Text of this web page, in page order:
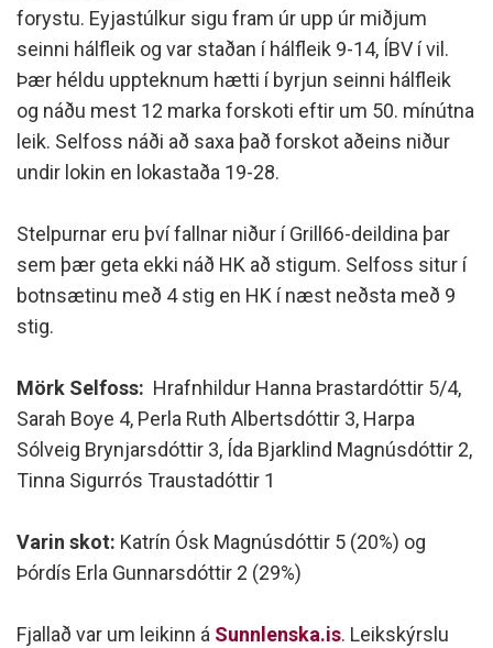
forystu. Eyjastúlkur sigu fram úr upp úr miðjum
seinni hálfleik og var staðan í hálfleik 9-14, ÍBV í vil.
Þær héldu uppteknum hætti í byrjun seinni hálfleik
og náðu mest 12 marka forskoti eftir um 50. mínútna
leik. Selfoss náði að saxa það forskot aðeins niður
undir lokin en lokastaða 19-28.
Stelpurnar eru því fallnar niður í Grill66-deildina þar
sem þær geta ekki náð HK að stigum. Selfoss situr í
botnsætinu með 4 stig en HK í næst neðsta með 9
stig.
Mörk Selfoss: Hrafnhildur Hanna Þrastardóttir 5/4,
Sarah Boye 4, Perla Ruth Albertsdóttir 3, Harpa
Sólveig Brynjarsdóttir 3, Ída Bjarklind Magnúsdóttir 2,
Tinna Sigurrós Traustadóttir 1
Varin skot: Katrín Ósk Magnúsdóttir 5 (20%) og
Þórdís Erla Gunnarsdóttir 2 (29%)
Fjallað var um leikinn á Sunnlenska.is. Leikskýrslu